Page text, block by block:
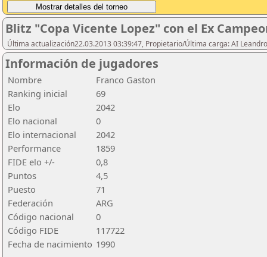
Blitz "Copa Vicente Lopez" con el Ex
Última actualización22.03.2013 03:39:47, Propietario/Última carga: AI
Información de jugadores
Nombre
Franco Gaston
Ranking inicial
69
Elo
2042
Elo nacional
0
Elo internacional
2042
Performance
1859
FIDE elo +/-
0,8
Puntos
4,5
Puesto
71
Federación
ARG
Código nacional
0
Código FIDE
117722
Fecha de nacimiento 1990